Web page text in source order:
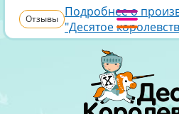
Отзывы Подробнее о
"Десятое